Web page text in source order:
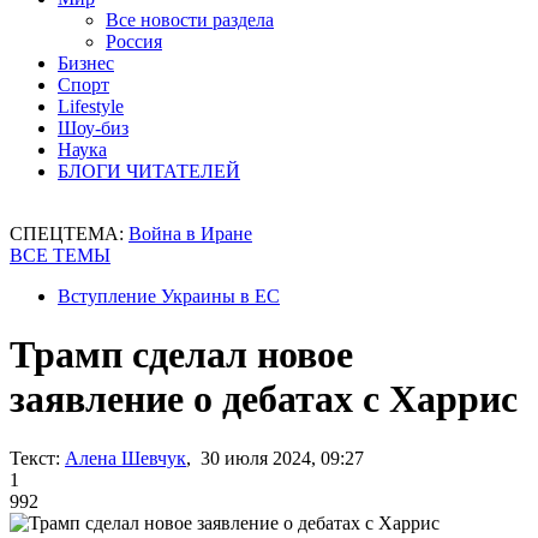
Все новости раздела
Россия
Бизнес
Спорт
Lifestyle
Шоу-биз
Наука
БЛОГИ ЧИТАТЕЛЕЙ
СПЕЦТЕМА: Война в Иране
ВСЕ ТЕМЫ
Вступление Украины в ЕС
Трамп сделал новое
заявление о дебатах с Харрис
Текст: Алена Шевчук, 30 июля 2024, 09:27
1
992